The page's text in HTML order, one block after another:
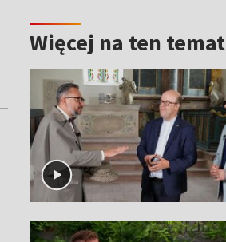
Więcej na ten temat